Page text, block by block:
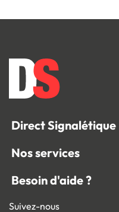
Direct Signalétique
Nos services
Besoin d'aide ?
Suivez-nous